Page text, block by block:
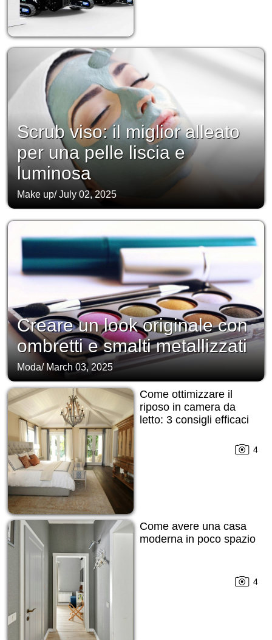
Scrub viso: il miglior alleato
per una pelle liscia e
luminosa
Make up/July 02, 2025
Creare un look originale con
ombretti e smalti metallizzati
Moda/ March 03, 2025
Come ottimizzare il
riposo in camera da
letto: 3 consigli efficaci
4
Come avere una casa
moderna in poco spazio
4